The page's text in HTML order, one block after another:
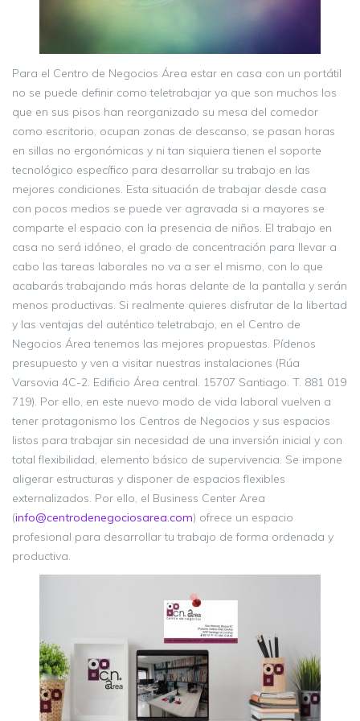
Para el Centro de Negocios Área estar en casa con un portátil
no se puede definir como teletrabajar ya que son muchos los
que en sus pisos han reorganizado su mesa del comedor
como escritorio, ocupan zonas de descanso, se pasan horas
en sillas no ergonómicas y ni tan siquiera tienen el soporte
tecnológico específico para desarrollar su trabajo en las
mejores condiciones. Esta situación de trabajar desde casa
con pocos medios se puede ver agravada si a mayores se
comparte el espacio con la presencia de niños. El trabajo en
casa no será idóneo, el grado de concentración para llevar a
cabo las tareas laborales no va a ser el mismo, con lo que
acabarás trabajando más horas delante de la pantalla y serán
menos productivas. Si realmente quieres disfrutar de la libertad
y las ventajas del auténtico teletrabajo, en el Centro de
Negocios Área tenemos las mejores propuestas. Pídenos
presupuesto y ven a visitar nuestras instalaciones (Rúa
Varsovia 4C-2. Edificio Área central. 15707 Santiago. T. 881 019
719). Por ello, en este nuevo modo de vida laboral vuelven a
tener protagonismo los Centros de Negocios y sus espacios
listos para trabajar sin necesidad de una inversión inicial y con
total flexibilidad, elemento básico de supervivencia. Se impone
aligerar estructuras y disponer de espacios flexibles
externalizados. Por ello, el Business Center Area
(info@centrodenegociosarea.com) ofrece un espacio
profesional para desarrollar tu trabajo de forma ordenada y
productiva.